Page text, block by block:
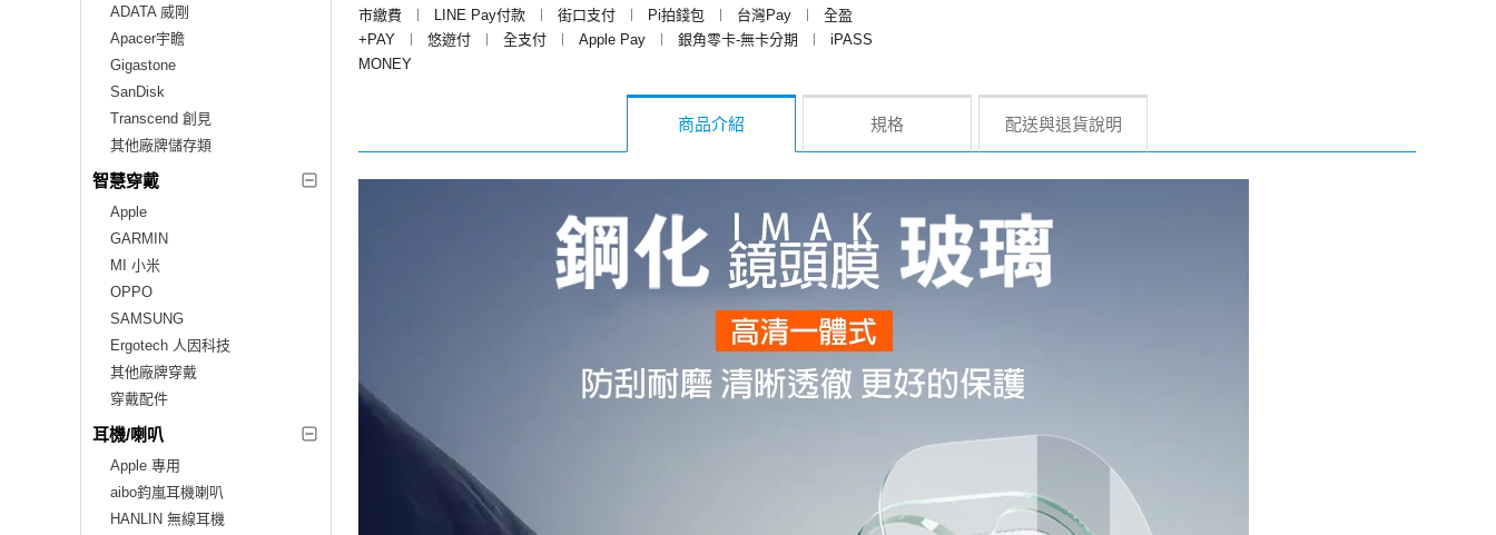
ADATA 威剛
Apacer宇瞻
Gigastone
SanDisk
Transcend 創見
其他廠牌儲存類
智慧穿戴
Apple
GARMIN
MI 小米
OPPO
SAMSUNG
Ergotech 人因科技
其他廠牌穿戴
穿戴配件
耳機/喇叭
Apple 專用
aibo鈞嵐耳機喇叭
HANLIN 無線耳機
市繳費
︱ LINE Pay付款 ︱ 街口支付 ︱ Pi拍錢包 ︱ 台灣Pay ︱
全盈
+PAY
︱ 悠遊付 ︱ 全支付 ︱ Apple Pay ︱ 銀角零卡-無卡分期 ︱
iPASS
MONEY
商品介紹 規格 配送與退貨說明